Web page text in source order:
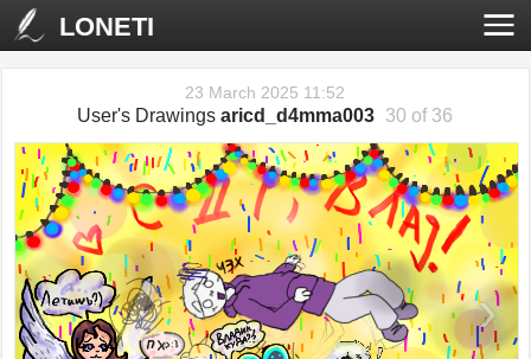
LONETI
23 March 2025 11:52
User's Drawingsaricd_d4mma003 30 of 36
‹ ›